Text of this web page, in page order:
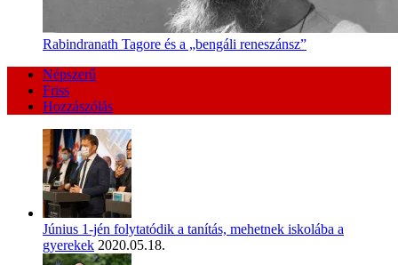
Rabindranath Tagore és a „bengáli reneszánsz”
Népszerű
Friss
Hozzászólás
Június 1-jén folytatódik a tanítás, mehetnek iskolába a
gyerekek 2020.05.18.